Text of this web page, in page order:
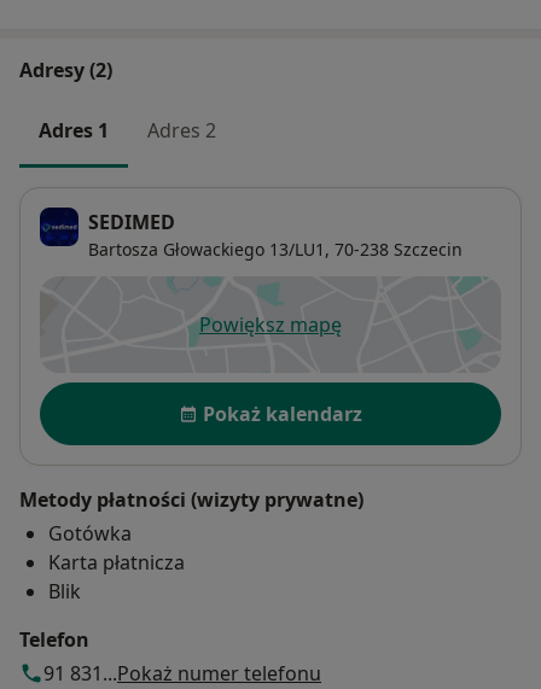
Adresy (2)
Adres 1 Adres 2
SEDIMED
Bartosza Głowackiego 13/LU1, 70-238 Szczecin
Powiększ mapęotwiera się w nowej karcie
Dostępność
Pokaż kalendarz
Metody płatności (wizyty prywatne)
Gotówka
Karta płatnicza
Blik
Telefon
91 831...Pokaż numer telefonu